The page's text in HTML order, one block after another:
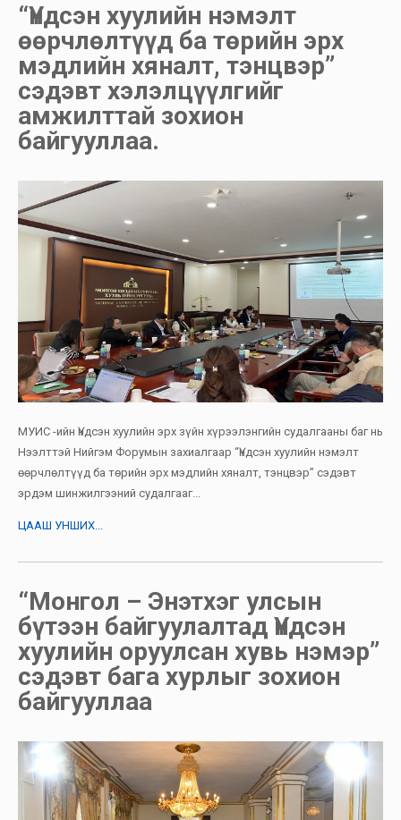
“Үндсэн хуулийн нэмэлт
өөрчлөлтүүд ба төрийн эрх
мэдлийн хяналт, тэнцвэр”
сэдэвт хэлэлцүүлгийг
амжилттай зохион
байгууллаа.
МУИС -ийн Үндсэн хуулийн эрх зүйн хүрээлэнгийн судалгааны баг нь
Нээлттэй Нийгэм Форумын захиалгаар “Үндсэн хуулийн нэмэлт
өөрчлөлтүүд ба төрийн эрх мэдлийн хяналт, тэнцвэр” сэдэвт
эрдэм шинжилгээний судалгааг...
ЦААШ УНШИХ...
“Монгол – Энэтхэг улсын
бүтээн байгуулалтад Үндсэн
хуулийн оруулсан хувь нэмэр”
сэдэвт бага хурлыг зохион
байгууллаа